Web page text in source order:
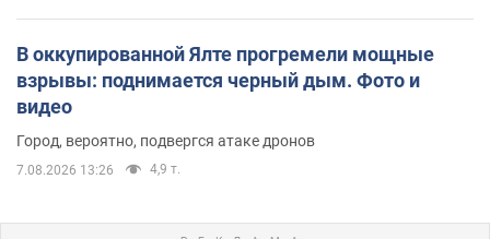
В оккупированной Ялте прогремели мощные
взрывы: поднимается черный дым. Фото и
видео
Город, вероятно, подвергся атаке дронов
7.08.2026 13:26 4,9 т.